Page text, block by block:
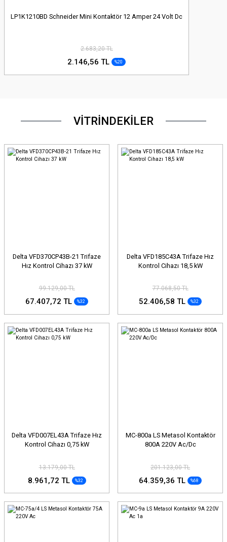
LP1K1210BD Schneider Mini Kontaktör 12 Amper 24 Volt Dc
2.683,20 TL
2.146,56 TL %20
VİTRİNDEKİLER
Delta VFD370CP43B-21 Trifaze
Hız Kontrol Cihazı 37 kW
99.129,00 TL
67.407,72 TL %32
Delta VFD185C43A Trifaze Hız
Kontrol Cihazı 18,5 kW
77.068,50 TL
52.406,58 TL %32
Delta VFD007EL43A Trifaze Hız
Kontrol Cihazı 0,75 kW
13.179,00 TL
8.961,72 TL %32
MC-800a LS Metasol Kontaktör
800A 220V Ac/Dc
201.123,00 TL
64.359,36 TL %68